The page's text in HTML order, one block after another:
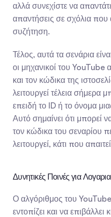
αλλά συνεχίστε να
απαντήσεις σε σχόλια που
συζήτηση.
Τέλος, αυτά τα σενάρια
οι μηχανικοί του YouTube
και τον κώδικα της
λειτουργεί τέλεια σήμερα
επειδή το ID ή το όνομα
Αυτό σημαίνει ότι μπορεί
τον κώδικα του σεναρίου
λειτουργεί, κάτι που
Δυνητικές Ποινές για
Ο αλγόριθμος του YouTube
εντοπίζει και να επιβάλλει